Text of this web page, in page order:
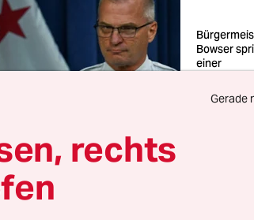
Bowser
einer
nach
Gerade
rechts